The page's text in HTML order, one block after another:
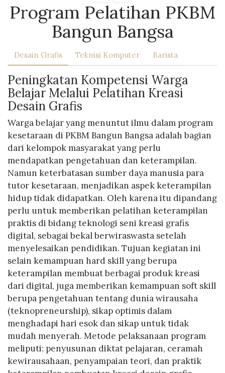
Program Pelatihan PKBM
Bangun Bangsa
Desain Grafis Teknisi Komputer Barista
Peningkatan Kompetensi Warga
Belajar Melalui Pelatihan Kreasi
Desain Grafis
Warga belajar yang menuntut ilmu dalam program
kesetaraan di PKBM Bangun Bangsa adalah bagian
dari kelompok masyarakat yang perlu
mendapatkan pengetahuan dan keterampilan.
Namun keterbatasan sumber daya manusia para
tutor kesetaraan, menjadikan aspek keterampilan
hidup tidak didapatkan. Oleh karena itu dipandang
perlu untuk memberikan pelatihan keterampilan
praktis di bidang teknologi seni kreasi grafis
digital, sebagai bekal berwiraswasta setelah
menyelesaikan pendidikan. Tujuan kegiatan ini
selain kemampuan hard skill yang berupa
keterampilan membuat berbagai produk kreasi
dari digital, juga memberikan kemampuan soft skill
berupa pengetahuan tentang dunia wirausaha
(teknopreneurship), sikap optimis dalam
menghadapi hari esok dan sikap untuk tidak
mudah menyerah. Metode pelaksanaan program
meliputi: penyusunan diktat pelajaran, ceramah
kewirausahaan, penyampaian teori, dan praktik